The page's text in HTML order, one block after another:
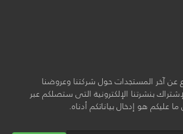
عن آخر المستجدات حول شركتنا وعروضنا
بنشرتنا الإلكترونية التى ستصلكم عبر
ما عليكم هو إدخال بياناتكم أدناه.